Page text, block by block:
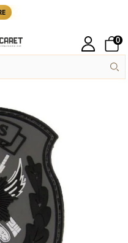
KARGOYA YETİŞMESİ İÇİN
0